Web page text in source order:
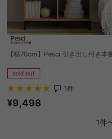
【幅70cm】Pesci 引き出し付き本
sold out
1件
¥9,498
1件